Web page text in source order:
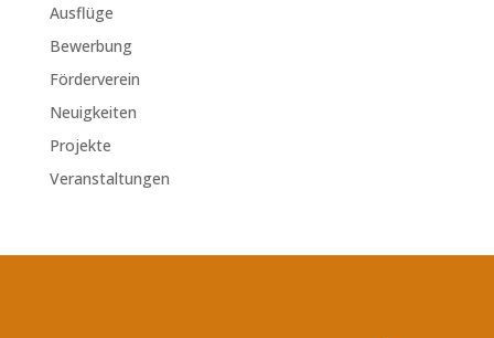
Ausflüge
Bewerbung
Förderverein
Neuigkeiten
Projekte
Veranstaltungen